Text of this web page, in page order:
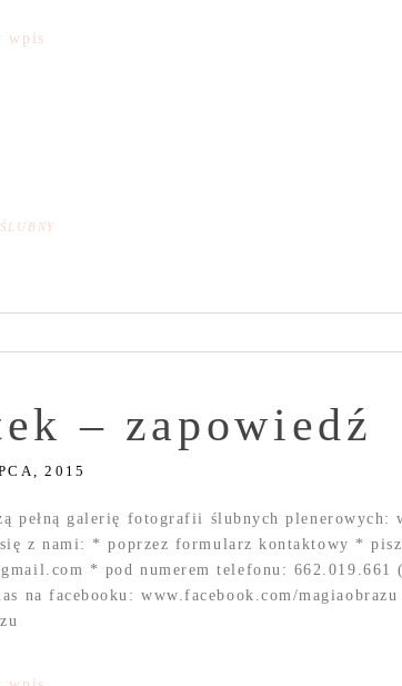
wpis
– zapowiedź
2015
pełną galerię fotografii ślubnych plenerowych:
z nami: * poprzez formularz kontaktowy *
* pod numerem telefonu:
na facebooku: www.facebook.com/